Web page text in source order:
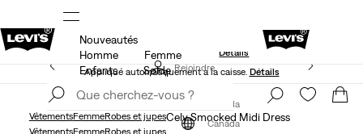
15 % DE RABAIS SUR VOTRE PREMIÈRE COMMANDE
Détails
Rejoindre
Canada
Nouveautés
Homme
Femme
Enfants
Solde
50 % DE RABAIS ADDITIONNEL SUR LES SOLDES.
Appliqué automatiquement à la caisse. Détails
maintenant
Canada
VêtementsFemmeRobes et jupesCely Smocked Midi Dress
VêtementsFemmeRobes et jupes